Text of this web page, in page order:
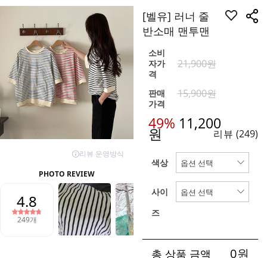
[벨유] 러너 줄
반소매 맨투맨
소비
자가
격
21,900원
판매
가격
15,900원
49% 11,200
원 리뷰 (249)
색상
사이
즈
총 상품 금액 0원